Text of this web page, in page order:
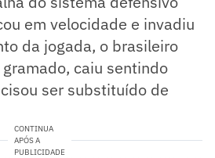
em velocidade e invadiu
da jogada, o brasileiro
caiu sentindo
ser substituído de
CONTINUA
APÓS A
PUBLICIDADE